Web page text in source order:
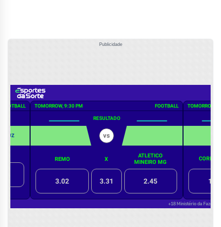
Publicidade